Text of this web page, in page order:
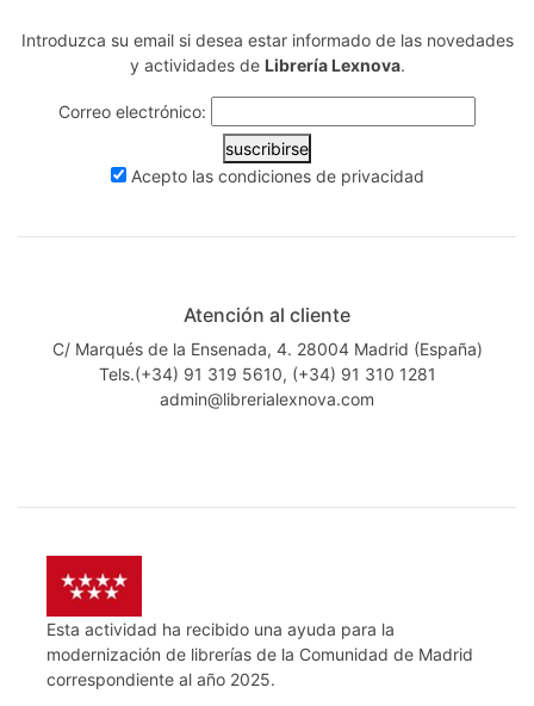
Introduzca su email si desea estar informado de las novedades
y actividades de Librería Lexnova.
Correo electrónico:
suscribirse
Acepto las condiciones de privacidad
Atención al cliente
C/ Marqués de la Ensenada, 4. 28004 Madrid (España)
Tels.(+34) 91 319 5610, (+34) 91 310 1281
admin@librerialexnova.com
Esta actividad ha recibido una ayuda para la
modernización de librerías de la Comunidad de Madrid
correspondiente al año 2025.